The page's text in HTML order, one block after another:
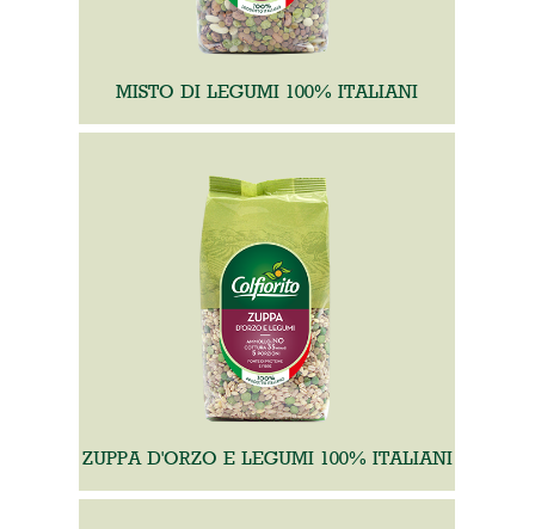
MISTO DI LEGUMI 100% ITALIANI
ZUPPA D'ORZO E LEGUMI 100% ITALIANI